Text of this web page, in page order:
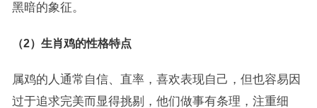
黑暗的象征。
（2）生肖鸡的性格特点
属鸡的人通常自信、直率，喜欢表现自己，但也容易因
过于追求完美而显得挑剔，他们做事有条理，注重细